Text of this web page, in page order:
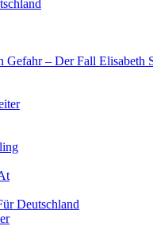
Gefahr – Der Fall Elisabeth
Deutschland